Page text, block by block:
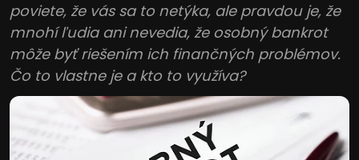
poviete, že vás sa to netýka, ale pravdou je, že
mnohí ľudia ani nevedia, že osobný bankrot
môže byť riešením ich finančných problémov.
Čo to vlastne je a kto to využíva?